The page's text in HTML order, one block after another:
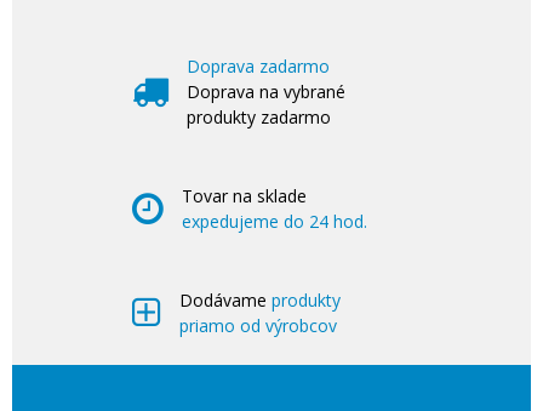
Doprava zadarmo
Doprava na vybrané
produkty zadarmo
Tovar na sklade
expedujeme do 24 hod.
Dodávame produkty
priamo od výrobcov